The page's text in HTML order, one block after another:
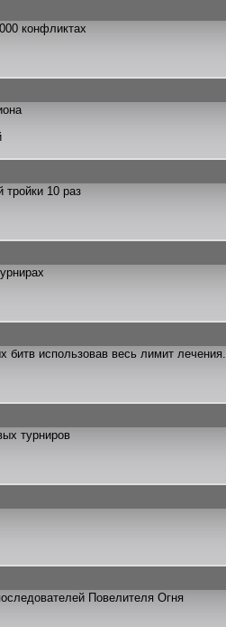
конфликтах
тройки 10 раз
битв использовав весь лимит лечения.
турниров
Повелителя Огня